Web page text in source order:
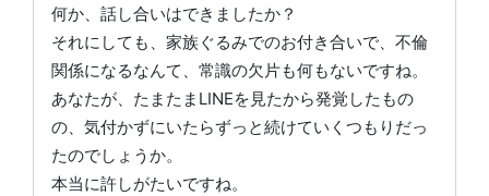
何か、話し合いはできましたか？
それにしても、家族ぐるみでのお付き合いで、不倫
関係になるなんて、常識の欠片も何もないですね。
あなたが、たまたまLINEを見たから発覚したもの
の、気付かずにいたらずっと続けていくつもりだっ
たのでしょうか。
本当に許しがたいですね。